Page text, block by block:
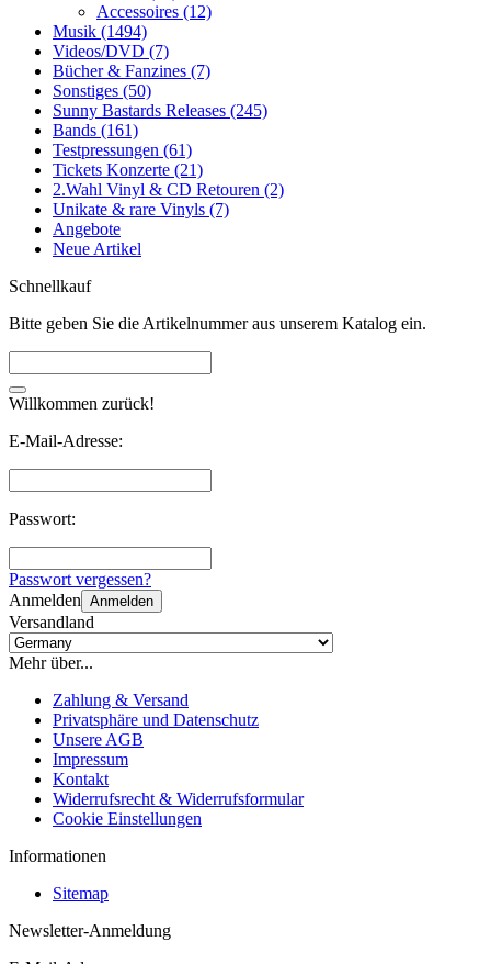
Accessoires (12)
Musik (1494)
Videos/DVD (7)
Bücher & Fanzines (7)
Sonstiges (50)
Sunny Bastards Releases (245)
Bands (161)
Testpressungen (61)
Tickets Konzerte (21)
2.Wahl Vinyl & CD Retouren (2)
Unikate & rare Vinyls (7)
Angebote
Neue Artikel
Schnellkauf
Bitte geben Sie die Artikelnummer aus unserem Katalog ein.
Willkommen zurück!
E-Mail-Adresse:
Passwort:
Passwort vergessen?
Anmelden Anmelden
Versandland
Mehr über...
Zahlung & Versand
Privatsphäre und Datenschutz
Unsere AGB
Impressum
Kontakt
Widerrufsrecht & Widerrufsformular
Cookie Einstellungen
Informationen
Sitemap
Newsletter-Anmeldung